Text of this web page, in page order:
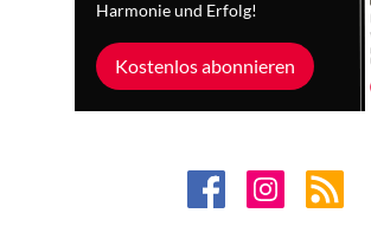
Harmonie und Erfolg!
Kostenlos abonnieren